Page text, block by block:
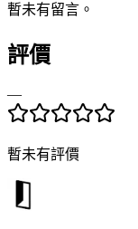
暫未有留言。
評價
—
暫未有評價